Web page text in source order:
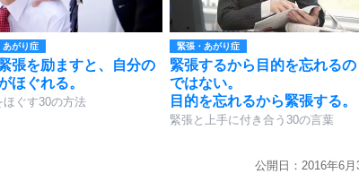
あがり症
張を励ますと、自分の
ほぐれる。
ほぐす30の方法
緊張・あがり症
緊張するから目的を忘れるの
ではない。
目的を忘れるから緊張する。
緊張と上手に付き合う30の言葉
公開日：2016年6月